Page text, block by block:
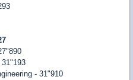
- 31"910